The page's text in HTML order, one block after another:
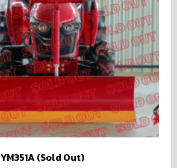
YM351A (Sold Out)